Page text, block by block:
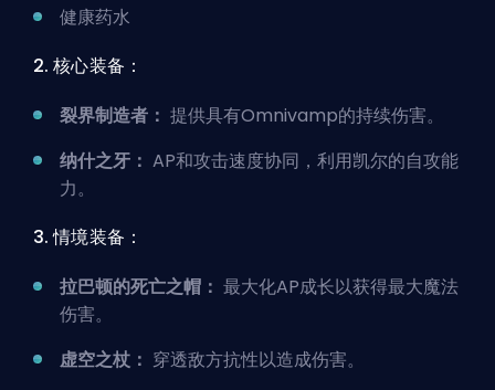
健康药水
2. 核心装备：
裂界制造者： 提供具有Omnivamp的持续伤害。
纳什之牙： AP和攻击速度协同，利用凯尔的自攻能
力。
3. 情境装备：
拉巴顿的死亡之帽： 最大化AP成长以获得最大魔法
伤害。
虚空之杖： 穿透敌方抗性以造成伤害。